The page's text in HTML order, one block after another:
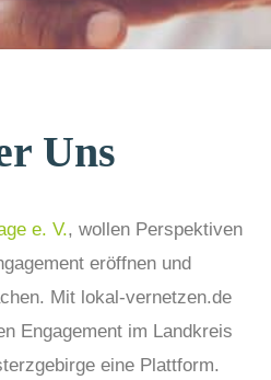
Uns
e. V., wollen Perspektiven
eröffnen und
Mit lokal-vernetzen.de
Engagement im Landkreis
eine Plattform.